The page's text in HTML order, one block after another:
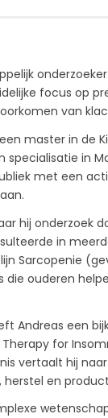
focus op
van
master in de
specialisatie in
met een
hij onderzoek
in
Sarcopenie
die ouderen
Andreas een
for
vertaalt hij
herstel en